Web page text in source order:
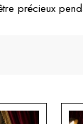
précieux